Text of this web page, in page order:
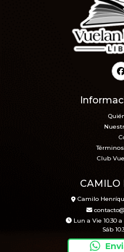
Club
CAMILO
Camilo
Lun a Vie 10.30 a
Sáb